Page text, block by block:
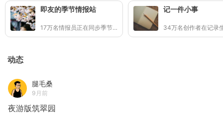
即友的季节情报站
17万名情报员正在同步季节的讯号
记一件小事
34万名创作者在记录
动态
腿毛桑
9月前
夜游版筑翠园